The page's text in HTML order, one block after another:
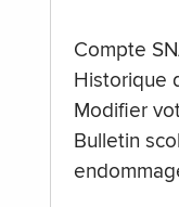
Compte
Historique
Modifier
Bulletin